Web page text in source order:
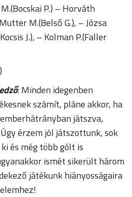
P.) – Horváth
M.(Belső G.), – Józsa
J.), – Kolman P.(Faller
: Minden idegenben
számít, pláne akkor, ha
játszva,
érzem jól játszottunk, sok
és még több gólt is
ismét sikerült három
játékunk hiányosságaira